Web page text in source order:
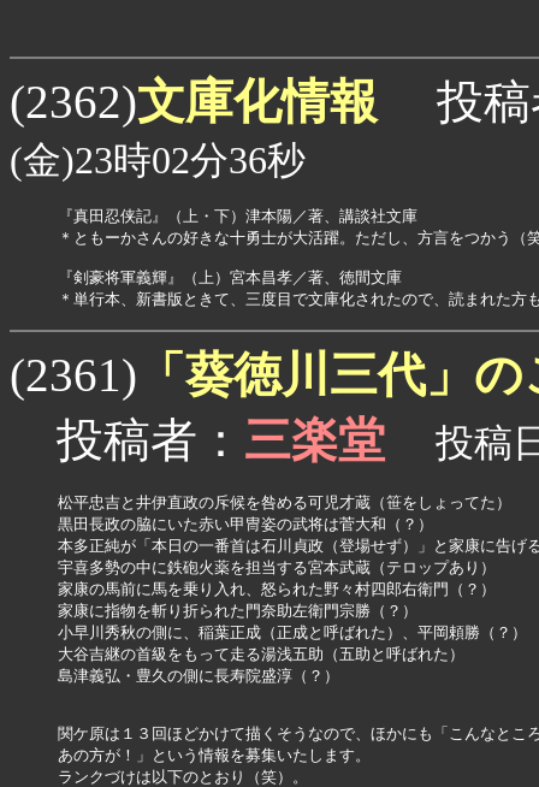
(2362)文庫化情報 投稿
(金)23時02分36秒
『真田忍侠記』（上・下）津本陽／著、講談社文庫
＊ともーかさんの好きな十勇士が大活躍。ただし、方言をつかう（
『剣豪将軍義輝』（上）宮本昌孝／著、徳間文庫
(2361) 「葵徳川三代」
投稿者： 三楽堂 投稿
松平忠吉と井伊直政の斥候を咎める可児才蔵（笹をしょってた）
黒田長政の脇にいた赤い甲冑姿の武将は菅大和（？）
本多正純が「本日の一番首は石川貞政（登場せず）」と家康に告げ
宇喜多勢の中に鉄砲火薬を担当する宮本武蔵（テロップあり）
家康の馬前に馬を乗り入れ、怒られた野々村四郎右衛門（？）
家康に指物を斬り折られた門奈助左衛門宗勝（？）
小早川秀秋の側に、稲葉正成（正成と呼ばれた）、平岡頼勝（？）
大谷吉継の首級をもって走る湯浅五助（五助と呼ばれた）
島津義弘・豊久の側に長寿院盛淳（？）
関ケ原は１３回ほどかけて描くそうなので、ほかにも「こんなとこ
あの方が！」という情報を募集いたします。
ランクづけは以下のとおり（笑）。